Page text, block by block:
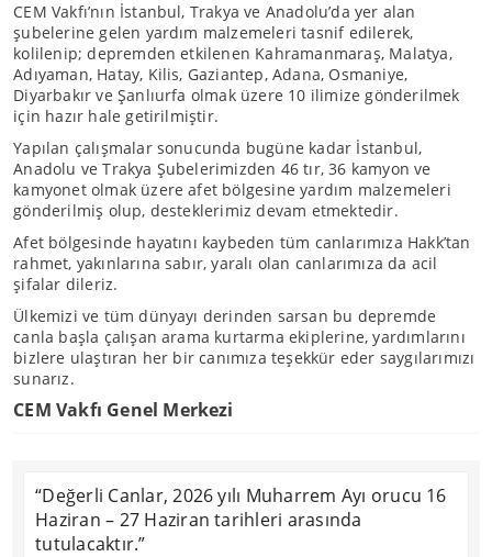
CEM Vakfı’nın İstanbul, Trakya ve Anadolu’da yer alan
şubelerine gelen yardım malzemeleri tasnif edilerek,
kolilenip; depremden etkilenen Kahramanmaraş, Malatya,
Adıyaman, Hatay, Kilis, Gaziantep, Adana, Osmaniye,
Diyarbakır ve Şanlıurfa olmak üzere 10 ilimize gönderilmek
için hazır hale getirilmiştir.
Yapılan çalışmalar sonucunda bugüne kadar İstanbul,
Anadolu ve Trakya Şubelerimizden 46 tır, 36 kamyon ve
kamyonet olmak üzere afet bölgesine yardım malzemeleri
gönderilmiş olup, desteklerimiz devam etmektedir.
Afet bölgesinde hayatını kaybeden tüm canlarımıza Hakk’tan
rahmet, yakınlarına sabır, yaralı olan canlarımıza da acil
şifalar dileriz.
Ülkemizi ve tüm dünyayı derinden sarsan bu depremde
canla başla çalışan arama kurtarma ekiplerine, yardımlarını
bizlere ulaştıran her bir canımıza teşekkür eder saygılarımızı
sunarız.
CEM Vakfı Genel Merkezi
“Değerli Canlar, 2026 yılı Muharrem Ayı orucu 16
Haziran – 27 Haziran tarihleri arasında
tutulacaktır.”